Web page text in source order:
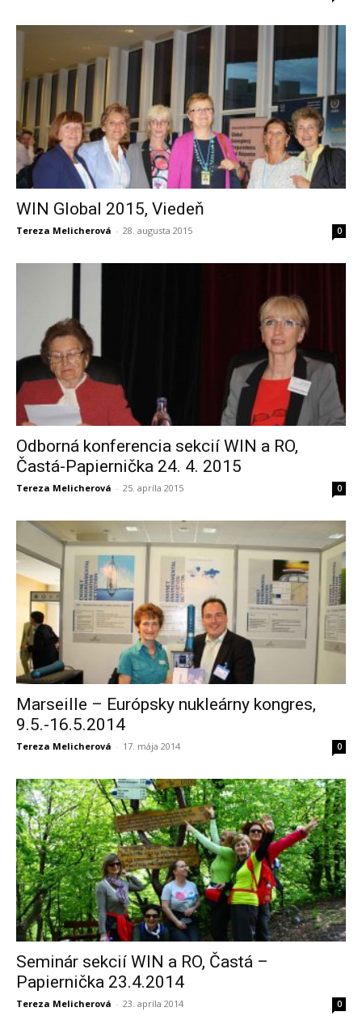
WIN Global 2015, Viedeň
Tereza Melicherová - 28. augusta 2015 0
Odborná konferencia sekcií WIN a RO,
Častá-Papiernička 24. 4. 2015
Tereza Melicherová - 25. apríla 2015 0
Marseille – Európsky nukleárny kongres,
9.5.-16.5.2014
Tereza Melicherová - 17. mája 2014 0
Seminár sekcií WIN a RO, Častá –
Papiernička 23.4.2014
Tereza Melicherová - 23. apríla 2014 0